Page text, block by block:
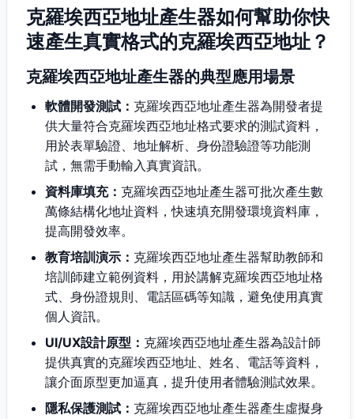
克羅埃西亞地址產生器如何幫助你快
速產生真實格式的克羅埃西亞地址？
克羅埃西亞地址產生器的典型應用場景
軟體開發測試： 克羅埃西亞地址產生器為開發者提
供大量符合克羅埃西亞地址格式要求的測試資料，
用於表單驗證、地址解析、身份證驗證等功能測
試，無需手動輸入真實資訊。
資料庫填充： 克羅埃西亞地址產生器可批次產生數
萬條結構化地址資料，快速填充開發環境資料庫，
提高開發效率。
教育培訓演示： 克羅埃西亞地址產生器幫助教師和
培訓師建立範例資料，用於講解克羅埃西亞地址格
式、身份證規則、電話區碼等知識，避免使用真實
個人資訊。
UI/UX設計原型： 克羅埃西亞地址產生器為設計師
提供真實的克羅埃西亞地址、姓名、電話等資料，
讓介面原型更加逼真，提升使用者體驗測試效果。
隱私保護測試： 克羅埃西亞地址產生器產生虛擬身